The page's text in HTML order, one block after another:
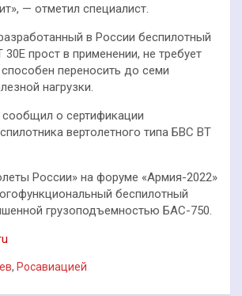
— отметил специалист.
в России беспилотный
прост в применении, не требует
переносить до семи
нагрузки.
сообщил о сертификации
вертолетного типа БВС ВТ
России» на форуме «Армия-2022»
беспилотный
грузоподъемностью БАС-750.
, Росавиацией